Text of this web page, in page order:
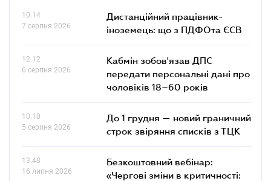
10.14
7 серпня 2026
Дистанційний працівник-
іноземець: що з ПДФОта ЄСВ
12.12
6 серпня 2026
Кабмін зобов'язав ДПС
передати персональні дані про
чоловіків 18–60 років
10.10
5 серпня 2026
До 1 грудня — новий граничний
строк звіряння списків з ТЦК
13.48
16 липня 2026
Безкоштовний вебінар:
«Чергові зміни в критичності: